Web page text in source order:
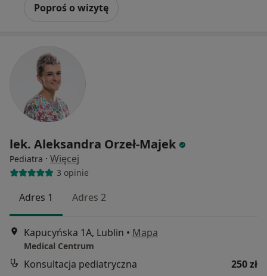
Poproś o wizytę
lek. Aleksandra Orzeł-Majek
Pediatra · Więcej
3 opinie
Adres 1 Adres 2
Kapucyńska 1A, Lublin • Mapa
Medical Centrum
Konsultacja pediatryczna
250 zł